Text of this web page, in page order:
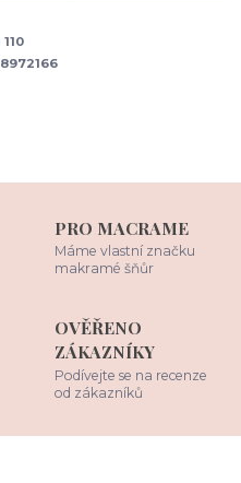
PRO MACRAME
Máme vlastní značku
makramé šňůr
OVĚŘENO
ZÁKAZNÍKY
Podívejte se na recenze
od zákazníků